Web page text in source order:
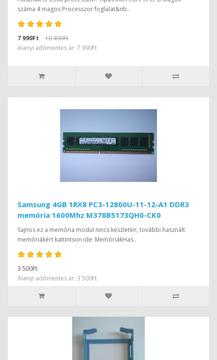
száma 4 magos Processzor foglalat&nb..
7 990Ft
10 490Ft
Alanyi adómentes ár: 7 990Ft
Samsung 4GB 1RX8 PC3-12800U-11-12-A1 DDR3
memória 1600Mhz M378B5173QH0-CK0
Sajnos ez a memória modul nincs készleten, további használt
memóriákért kattintson ide: MemóriákHas..
3 500Ft
Alanyi adómentes ár: 3 500Ft